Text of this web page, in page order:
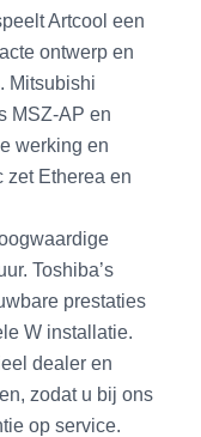
Artcool een
ontwerp en
Mitsubishi
MSZ-AP en
werking en
zet Etherea en
Toshiba’s
prestaties
W installatie.
dealer en
zodat u bij ons
op service.